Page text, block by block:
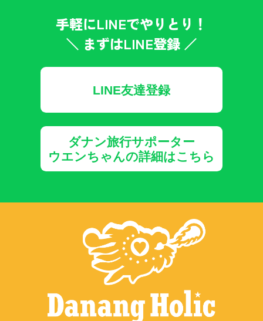
手軽にLINEでやりとり！
＼ まずはLINE登録 ／
LINE友達登録
ダナン旅行サポーター
ウエンちゃんの詳細はこちら